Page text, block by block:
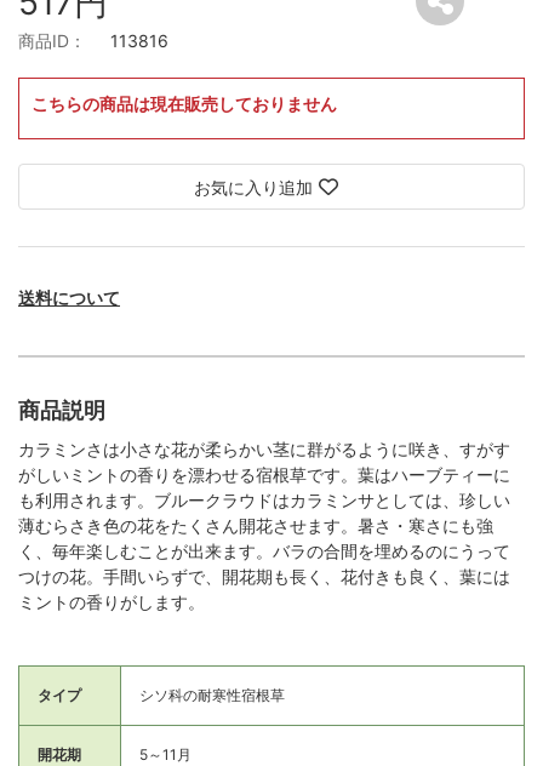
商品ID： 113816
こちらの商品は現在販売しておりません
お気に入り追加
送料について
商品説明
カラミンさは小さな花が柔らかい茎に群がるように咲き、すがす
がしいミントの香りを漂わせる宿根草です。葉はハーブティーに
も利用されます。ブルークラウドはカラミンサとしては、珍しい
薄むらさき色の花をたくさん開花させます。暑さ・寒さにも強
く、毎年楽しむことが出来ます。バラの合間を埋めるのにうって
つけの花。手間いらずで、開花期も長く、花付きも良く、葉には
ミントの香りがします。
タイプ シソ科の耐寒性宿根草
開花期 5～11月